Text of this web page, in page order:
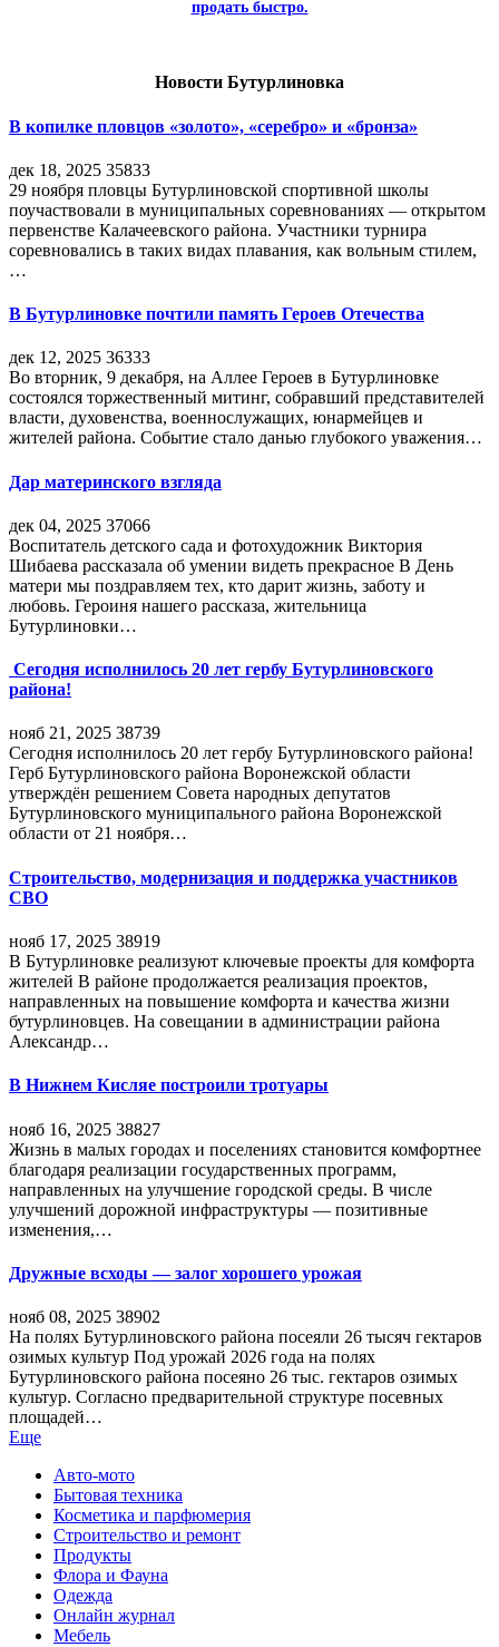
продать быстро.
Новости Бутурлиновка
В копилке пловцов «золото», «серебро» и «бронза»
дек 18, 2025 35833
29 ноября пловцы Бутурлиновской спортивной школы
поучаствовали в муниципальных соревнованиях — открытом
первенстве Калачеевского района. Участники турнира
соревновались в таких видах плавания, как вольным стилем,
…
В Бутурлиновке почтили память Героев Отечества
дек 12, 2025 36333
Во вторник, 9 декабря, на Аллее Героев в Бутурлиновке
состоялся торжественный митинг, собравший представителей
власти, духовенства, военнослужащих, юнармейцев и
жителей района. Событие стало данью глубокого уважения…
Дар материнского взгляда
дек 04, 2025 37066
Воспитатель детского сада и фотохудожник Виктория
Шибаева рассказала об умении видеть прекрасное В День
матери мы поздравляем тех, кто дарит жизнь, заботу и
любовь. Героиня нашего рассказа, жительница
Бутурлиновки…
Сегодня исполнилось 20 лет гербу Бутурлиновского
района!
нояб 21, 2025 38739
Сегодня исполнилось 20 лет гербу Бутурлиновского района!
Герб Бутурлиновского района Воронежской области
утверждён решением Совета народных депутатов
Бутурлиновского муниципального района Воронежской
области от 21 ноября…
Строительство, модернизация и поддержка участников
СВО
нояб 17, 2025 38919
В Бутурлиновке реализуют ключевые проекты для комфорта
жителей В районе продолжается реализация проектов,
направленных на повышение комфорта и качества жизни
бутурлиновцев. На совещании в администрации района
Александр…
В Нижнем Кисляе построили тротуары
нояб 16, 2025 38827
Жизнь в малых городах и поселениях становится комфортнее
благодаря реализации государственных программ,
направленных на улучшение городской среды. В числе
улучшений дорожной инфраструктуры — позитивные
изменения,…
Дружные всходы — залог хорошего урожая
нояб 08, 2025 38902
На полях Бутурлиновского района посеяли 26 тысяч гектаров
озимых культур Под урожай 2026 года на полях
Бутурлиновского района посеяно 26 тыс. гектаров озимых
культур. Согласно предварительной структуре посевных
площадей…
Еще
Авто-мото
Бытовая техника
Косметика и парфюмерия
Строительство и ремонт
Продукты
Флора и Фауна
Одежда
Онлайн журнал
Мебель